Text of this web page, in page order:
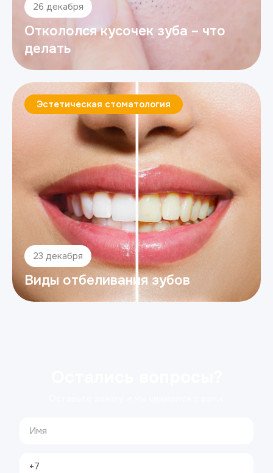
26 декабря
Откололся кусочек зуба – что
делать
Эстетическая стоматология
23 декабря
Виды отбеливания зубов